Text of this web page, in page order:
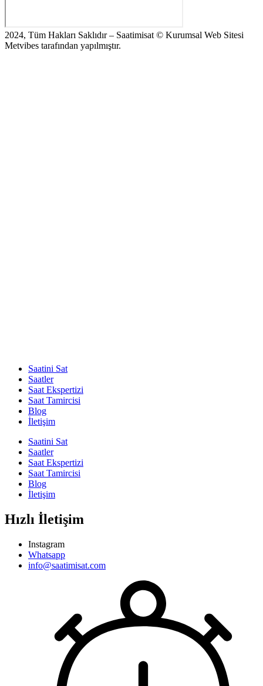
2024, Tüm Hakları Saklıdır – Saatimisat © Kurumsal Web Sitesi
Metvibes tarafından yapılmıştır.
Saatini Sat
Saatler
Saat Ekspertizi
Saat Tamircisi
Blog
İletişim
Saatini Sat
Saatler
Saat Ekspertizi
Saat Tamircisi
Blog
İletişim
Hızlı İletişim
Instagram
Whatsapp
info@saatimisat.com